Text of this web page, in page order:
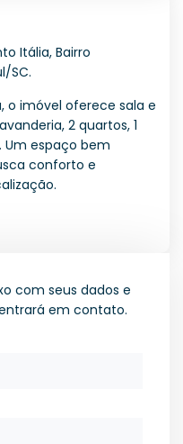
Itália, Bairro
SC.
o imóvel oferece sala e
2 quartos, 1
Um espaço bem
conforto e
com seus dados e
em contato.